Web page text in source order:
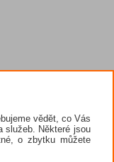
vědět, co Vás
služeb. Některé jsou
o zbytku můžete